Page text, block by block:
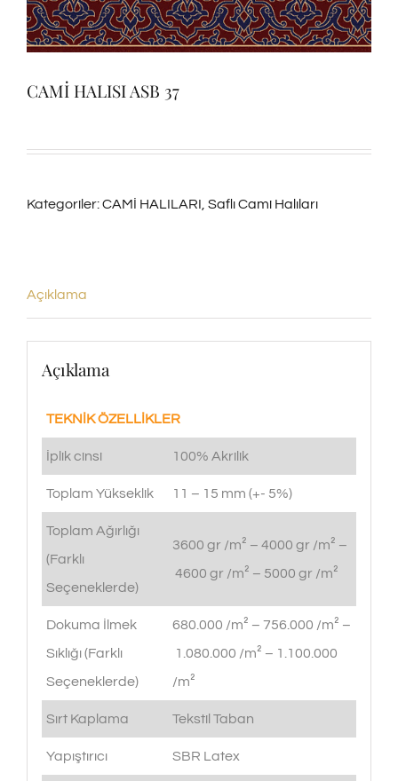
CAMİ HALISI ASB 37
Kategoriler:CAMİ HALILARI Saflı Cami Halıları
Açıklama
Açıklama
TEKNİK ÖZELLİKLER
İplik cinsi 100% Akrilik
Toplam Yükseklik 11 – 15 mm (+- 5%)
Toplam Ağırlığı
(Farklı
Seçeneklerde)
3600 gr /m² – 4000 gr /m² –
4600 gr /m² – 5000 gr /m²
Dokuma İlmek
Sıklığı (Farklı
Seçeneklerde)
680.000 /m² – 756.000 /m² –
1.080.000 /m² – 1.100.000
/m²
Sırt Kaplama Tekstil Taban
Yapıştırıcı SBR Latex